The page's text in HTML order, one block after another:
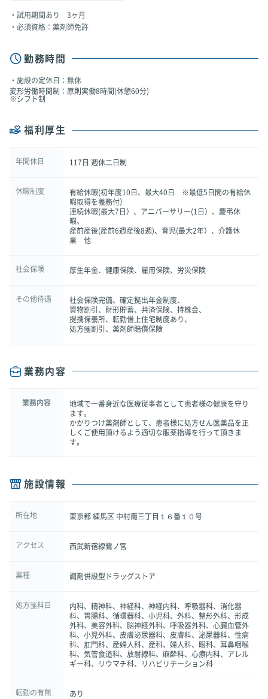
試用期間あり 3ヶ月
必須資格：薬剤師免許
勤務時間
施設の定休日：無休
変形労働時間制：原則実働8時間(休憩60分)
※シフト制
福利厚生
年間休日 117日 週休二日制
休暇制度
有給休暇(初年度10日、最大40日 ※最低5日間の有給休
暇取得を義務付）
連続休暇(最大7日）、アニバーサリー(1日）、慶弔休
暇、
産前産後(産前6週産後8週)、育児(最大2年）、介護休
業 他
社会保険 厚生年金、健康保険、雇用保険、労災保険
その他待遇
社会保険完備、確定拠出年金制度、
買物割引、財形貯蓄、共済保険、持株会、
提携保養所、転勤借上住宅制度あり、
処方箋割引、薬剤師賠償保険
業務内容
業務内容
地域で一番身近な医療従事者として患者様の健康を守り
ます。
かかりつけ薬剤師として、患者様に処方せん医薬品を正
しくご使用頂けるよう適切な服薬指導を行って頂きま
す。
施設情報
所在地 東京都 練馬区 中村南三丁目１６番１０号
アクセス 西武新宿線鷺ノ宮
業種 調剤併設型ドラッグストア
処方箋科目
内科、精神科、神経科、神経内科、呼吸器科、消化器
科、胃腸科、循環器科、小児科、外科、整形外科、形成
外科、美容外科、脳神経外科、呼吸器外科、心臓血管外
科、小児外科、皮膚泌尿器科、皮膚科、泌尿器科、性病
科、肛門科、産婦人科、産科、婦人科、眼科、耳鼻咽喉
科、気管食道科、放射線科、麻酔科、心療内科、アレル
ギー科、リウマチ科、リハビリテーション科
転勤の有無 あり